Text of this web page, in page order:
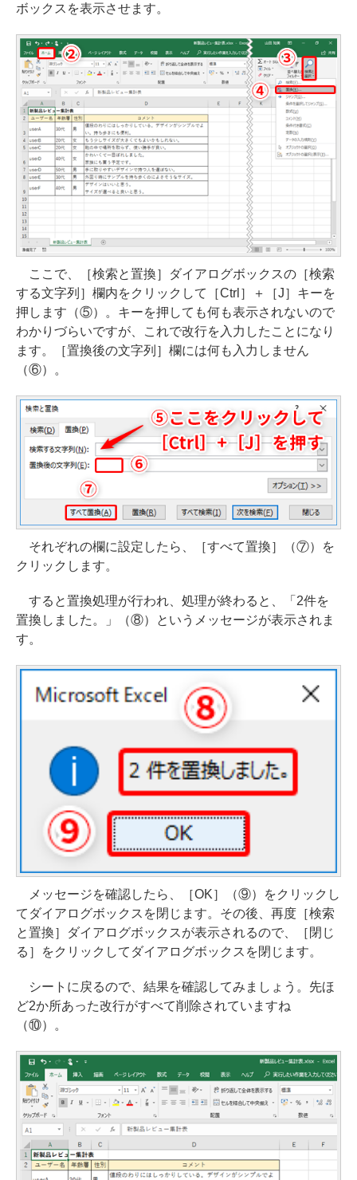
ボックスを表示させます。
ここで、［検索と置換］ダイアログボックスの［検索
する文字列］欄内をクリックして［Ctrl］＋［J］キーを
押します（⑤）。キーを押しても何も表示されないので
わかりづらいですが、これで改行を入力したことになり
ます。［置換後の文字列］欄には何も入力しません
（⑥）。
それぞれの欄に設定したら、［すべて置換］（⑦）を
クリックします。
すると置換処理が行われ、処理が終わると、「2件を
置換しました。」（⑧）というメッセージが表示されま
す。
メッセージを確認したら、［OK］（⑨）をクリックし
てダイアログボックスを閉じます。その後、再度［検索
と置換］ダイアログボックスが表示されるので、［閉じ
る］をクリックしてダイアログボックスを閉じます。
シートに戻るので、結果を確認してみましょう。先ほ
ど2か所あった改行がすべて削除されていますね
（⑩）。